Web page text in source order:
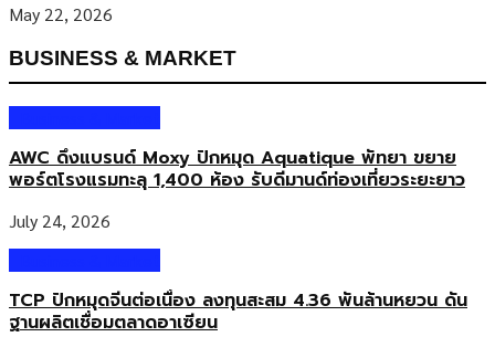
May 22, 2026
BUSINESS & MARKET
AWC ดึงแบรนด์ Moxy ปักหมุด Aquatique พัทยา ขยาย
พอร์ตโรงแรมทะลุ 1,400 ห้อง รับดีมานด์ท่องเที่ยวระยะยาว
July 24, 2026
TCP ปักหมุดจีนต่อเนื่อง ลงทุนสะสม 4.36 พันล้านหยวน ดัน
ฐานผลิตเชื่อมตลาดอาเซียน